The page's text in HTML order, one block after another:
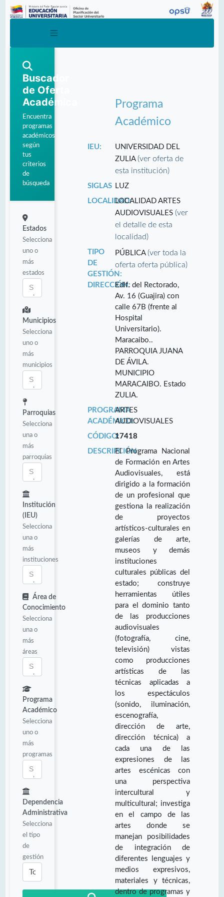
Buscador
de Oferta
Académica
Encuentra
programas
académicos
según
tus
criterios
de
búsqueda
Estados
Selecciona
uno o
más
estados
Municipios
Selecciona
uno o
más
municipios
Parroquias
Selecciona
una o
más
parroquias
Institución
(IEU)
Selecciona
una o
más
instituciones
Área de
Conocimiento
Selecciona
una o
más
áreas
Programa
Académico
Selecciona
uno o
más
programas
Dependencia
Administrativa
Selecciona
el tipo
de
gestión
Programa
Académico
IEU:
UNIVERSIDAD DEL
ZULIA(ver oferta de
esta institución)
SIGLAS
LUZ
LOCALIDAD:LOCALIDAD ARTES
AUDIOVISUALES(ver
el detalle de esta
localidad)
TIPO
DE
GESTIÓN:
PÚBLICA(ver toda la
oferta oferta pública)
DIRECCIÓN:Edif. del Rectorado,
Av. 16 (Guajira) con
calle 67B (frente al
Hospital
Universitario).
Maracaibo..
PARROQUIA JUANA
DE ÁVILA.
MUNICIPIO
MARACAIBO. Estado
ZULIA.
PROGRAMA
ACADÉMICO:
ARTES
AUDIOVISUALES
CÓDIGO:17418
DESCRIPCIÓN:El Programa Nacional
de Formación en Artes
Audiovisuales, está
dirigido a la formación
de un profesional que
gestiona la realización
de proyectos
artísticos-culturales en
galerías de arte,
museos y demás
instituciones
culturales públicas del
estado; construye
herramientas útiles
para el dominio tanto
de las producciones
audiovisuales
(fotografía, cine,
televisión) vistas
como producciones
artísticas de las
técnicas aplicadas a
los espectáculos
(sonido, iluminación,
escenografía,
dirección de arte,
dirección técnica) a
cada una de las
expresiones de las
artes escénicas con
una perspectiva
intercultural y
multicultural; investiga
en el campo de las
artes donde se
manejan posibilidades
de integración de
diferentes lenguajes y
medios expresivos,
materiales y técnicas,
dentro de programas y